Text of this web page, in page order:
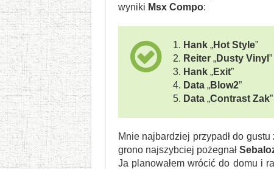
wyniki Msx Compo:
1. Hank„Hot Style”
2. Reiter„Dusty Vinyl ”
3. Hank„Exit”
4. Data„Blow2”
5. Data„Contrast Zak”
Mnie najbardziej przypadł do gustu
grono najszybciej pożegnał
Ja planowałem wrócić do domu i